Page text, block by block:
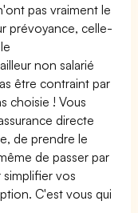
pas vraiment le
prévoyance, celle-
non salarié
être contraint par
choisie ! Vous
directe
de prendre le
de passer par
vos
C'est vous qui